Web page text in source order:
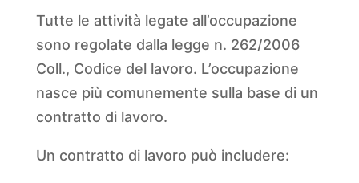
Tutte le attività legate all’occupazione
sono regolate dalla legge n. 262/2006
Coll., Codice del lavoro. L’occupazione
nasce più comunemente sulla base di un
contratto di lavoro.
Un contratto di lavoro può includere: